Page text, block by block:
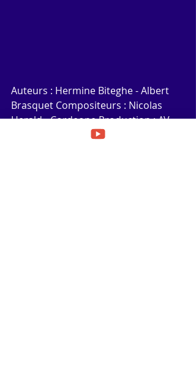
Auteurs : Hermine Biteghe - Albert
Brasquet Compositeurs : Nicolas
Herald - Cordeone Production : AV
Music Enregistrement : Bad Eagle